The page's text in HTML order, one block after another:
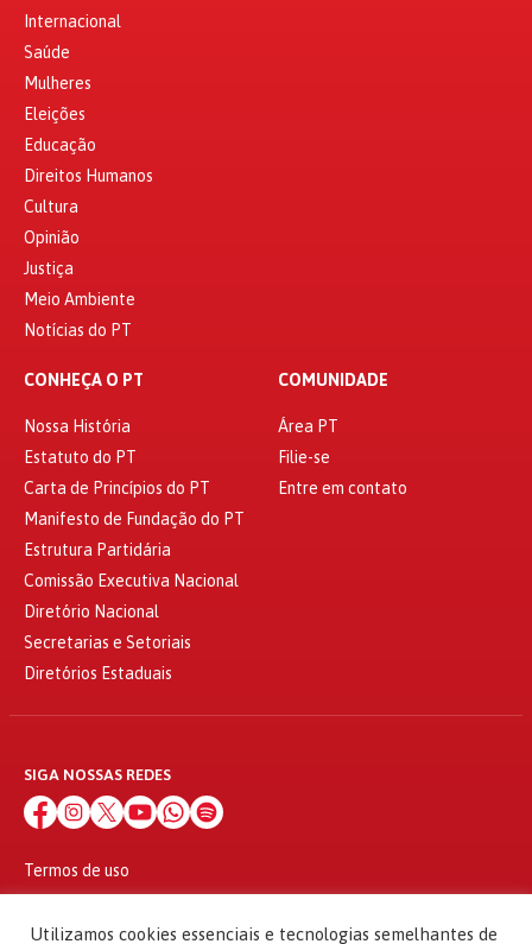
Internacional
Saúde
Mulheres
Eleições
Educação
Direitos Humanos
Cultura
Opinião
Justiça
Meio Ambiente
Notícias do PT
CONHEÇA O PT
Nossa História
Estatuto do PT
Carta de Princípios do PT
Manifesto de Fundação do PT
Estrutura Partidária
Comissão Executiva Nacional
Diretório Nacional
Secretarias e Setoriais
Diretórios Estaduais
COMUNIDADE
Área PT
Filie-se
Entre em contato
SIGA NOSSAS REDES
Termos de uso
© 2010 - 2026
Utilizamos cookies essenciais e tecnologias semelhantes de